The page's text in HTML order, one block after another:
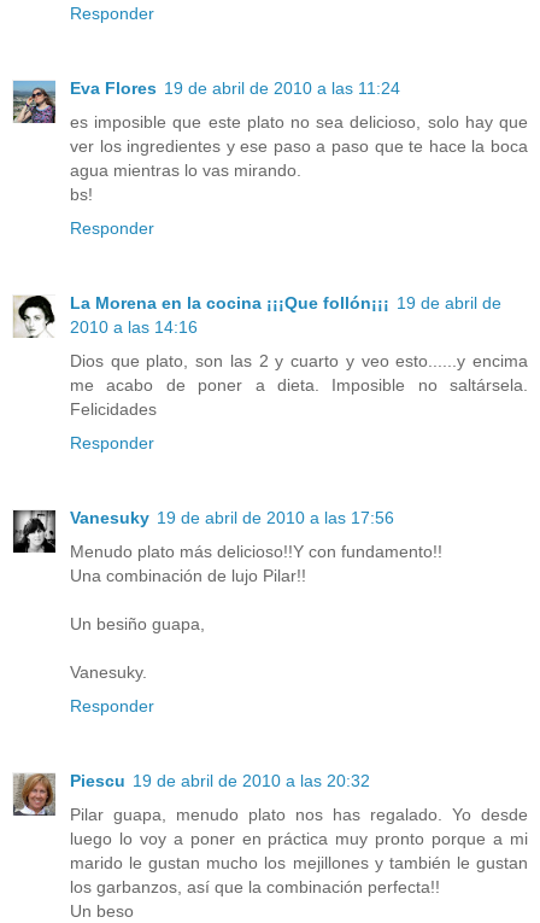
Responder
Eva Flores 19 de abril de 2010 a las 11:24
es imposible que este plato no sea delicioso, solo hay que
ver los ingredientes y ese paso a paso que te hace la boca
agua mientras lo vas mirando.
bs!
Responder
La Morena en la cocina ¡¡¡Que follón¡¡¡ 19 de abril de
2010 a las 14:16
Dios que plato, son las 2 y cuarto y veo esto......y encima
me acabo de poner a dieta. Imposible no saltársela.
Felicidades
Responder
Vanesuky 19 de abril de 2010 a las 17:56
Menudo plato más delicioso!!Y con fundamento!!
Una combinación de lujo Pilar!!
Un besiño guapa,
Vanesuky.
Responder
Piescu 19 de abril de 2010 a las 20:32
Pilar guapa, menudo plato nos has regalado. Yo desde
luego lo voy a poner en práctica muy pronto porque a mi
marido le gustan mucho los mejillones y también le gustan
los garbanzos, así que la combinación perfecta!!
Un beso